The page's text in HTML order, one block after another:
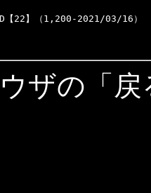
22】（1,200-2021/03/16）
ザの「